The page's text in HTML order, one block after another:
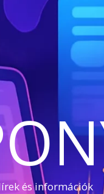
és információk